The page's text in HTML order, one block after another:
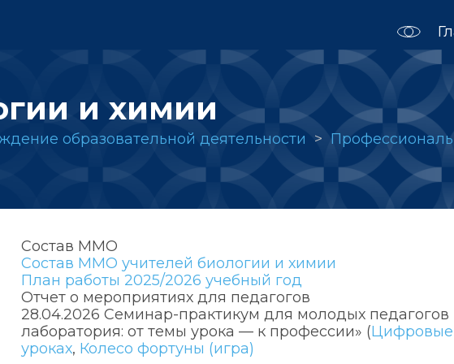
и химии
образовательной деятельности
Состав ММО
Состав ММО учителей биологии и химии
План работы 2025/2026 учебный год
Отчет о мероприятиях для педагогов
28.04.2026 Семинар-практикум для молодых педагогов
лаборатория: от темы урока — к профессии» (Цифровые
уроках, Колесо фортуны (игра)